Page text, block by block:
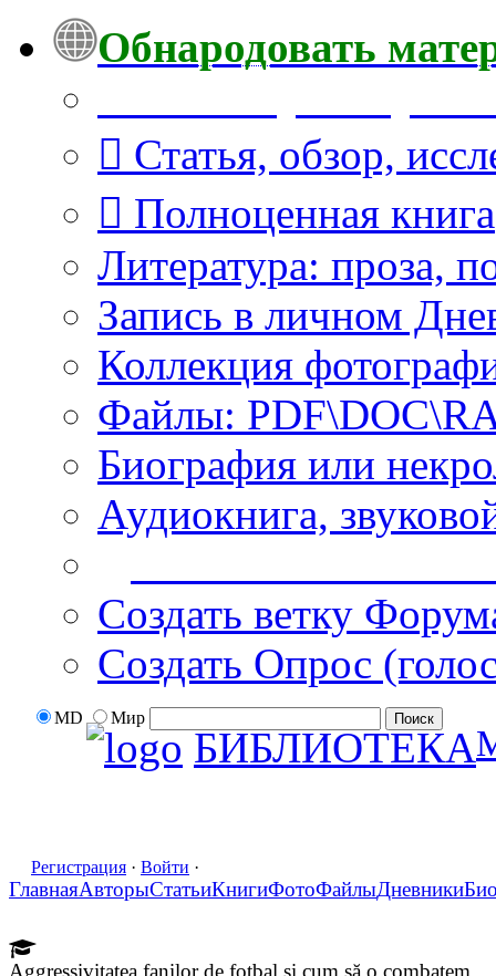
Обнародовать
Статья, обзор,
Полноценная книга
Литература: проза,
Запись в личном
Коллекция
Файлы:
Биография или
Аудиокнига,
Создать ветку
Создать Опрос
MD Мир
БИБЛИОТЕКА
Регистрация · Войти ·
ГлавнаяАвторыСтатьиКнигиФотоФайлыДневники
Aggressivitatea fanilor de fotbal și cum să o combatem